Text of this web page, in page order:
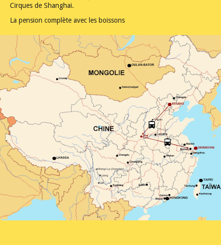
Cirques de Shanghai.
La pension complète avec les boissons